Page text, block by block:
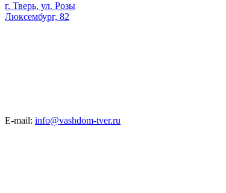
г. Тверь, ул. Розы
Люксембург, 82
E-mail: info@vashdom-tver.ru